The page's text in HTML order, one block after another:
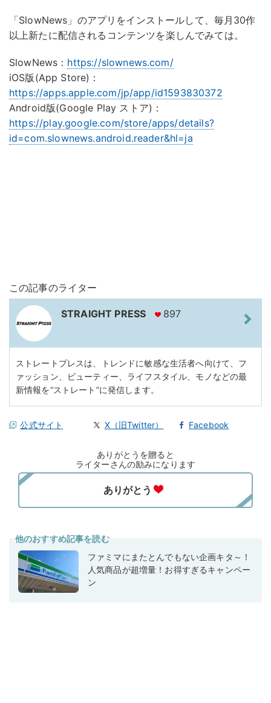
「SlowNews」のアプリをインストールして、毎月30作
以上新たに配信されるコンテンツを楽しんでみては。
SlowNews： https://slownews.com/
iOS版(App Store)：
https://apps.apple.com/jp/app/id1593830372
Android版(Google Play ストア)：
https://play.google.com/store/apps/details?
id=com.slownews.android.reader&hl=ja
この記事のライター
STRAIGHT PRESS 897
ストレートプレスは、トレンドに敏感な生活者へ向けて、フ
ァッション、ビューティー、ライフスタイル、モノなどの最
新情報を“ストレート”に発信します。
公式サイト X（旧Twitter） Facebook
ありがとうを贈ると
ライターさんの励みになります
他のおすすめ記事を読む
ファミマにまたとんでもない企画キタ～！
人気商品が超増量！お得すぎるキャンペー
ン